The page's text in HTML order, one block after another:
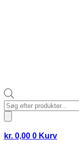
Products
search
kr. 0,00 0 Kurv